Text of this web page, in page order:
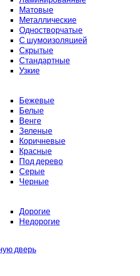
Матовые
Металлические
Одностворчатые
С шумоизоляцией
Скрытые
Стандартные
Узкие
Бежевые
Белые
Венге
Зеленые
Коричневые
Красные
Под дерево
Серые
Черные
Дорогие
Недорогие
дверь